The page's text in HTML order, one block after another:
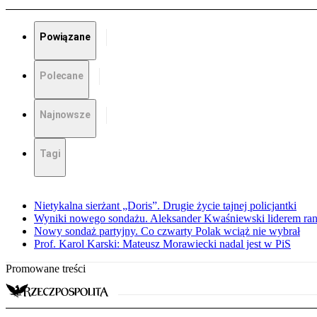
Powiązane
Polecane
Najnowsze
Tagi
Nietykalna sierżant „Doris”. Drugie życie tajnej policjantki
Wyniki nowego sondażu. Aleksander Kwaśniewski liderem
Nowy sondaż partyjny. Co czwarty Polak wciąż nie wybrał
Prof. Karol Karski: Mateusz Morawiecki nadal jest w PiS
Promowane treści